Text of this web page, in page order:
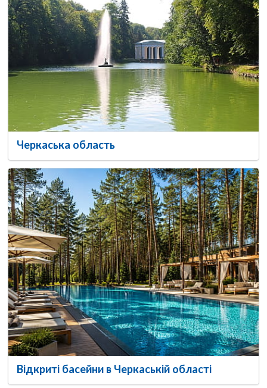
Черкаська область
Відкриті басейни в Черкаській області